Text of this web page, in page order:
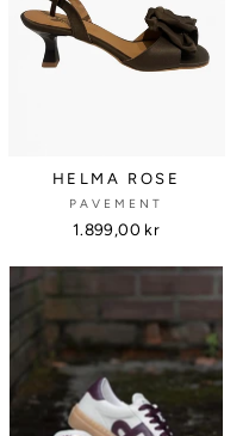
HELMA ROSE
PAVEMENT
1.899,00 kr